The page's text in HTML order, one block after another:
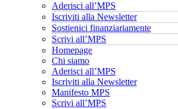
Aderisci all’MPS
Iscriviti alla Newsletter
Sostienici finanziariamente
Scrivi all’MPS
Homepage
Chi siamo
Aderisci all’MPS
Iscriviti alla Newsletter
Manifesto MPS
Scrivi all’MPS